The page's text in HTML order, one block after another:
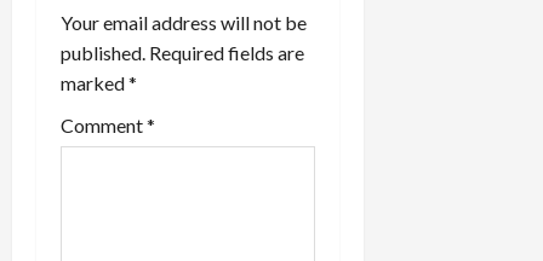
a
t
i
Your email address will not be
published. Required fields are
marked*
Comment*